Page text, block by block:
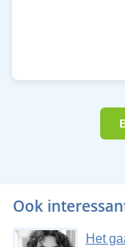
Ook
Het